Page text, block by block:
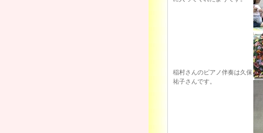
稲村さんのピアノ伴奏は久保
祐子さんです。